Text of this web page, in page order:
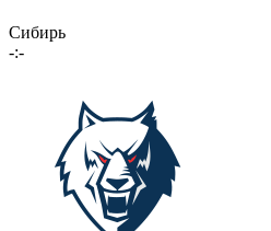
Сибирь
-:-